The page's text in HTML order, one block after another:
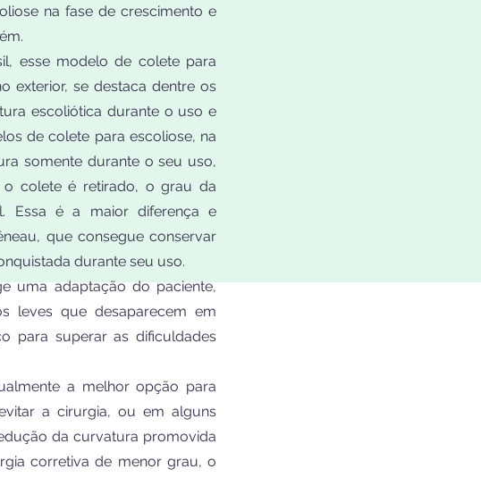
na fase de crescimento e
esse modelo de colete para
exterior, se destaca dentre os
escoliótica durante o uso e
de colete para escoliose, na
somente durante o seu uso,
colete é retirado, o grau da
Essa é a maior diferença e
que consegue conservar
durante seu uso.
adaptação do paciente,
leves que desaparecem em
para superar as dificuldades
a melhor opção para
a cirurgia, ou em alguns
da curvatura promovida
corretiva de menor grau, o